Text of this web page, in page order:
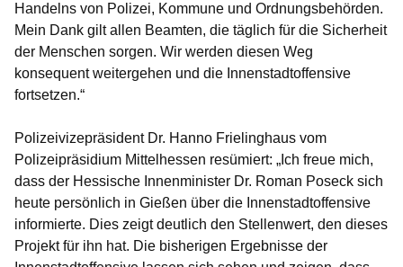
Handelns von Polizei, Kommune und Ordnungsbehörden.
Mein Dank gilt allen Beamten, die täglich für die Sicherheit
der Menschen sorgen. Wir werden diesen Weg
konsequent weitergehen und die Innenstadtoffensive
fortsetzen.“
Polizeivizepräsident Dr. Hanno Frielinghaus vom
Polizeipräsidium Mittelhessen resümiert: „Ich freue mich,
dass der Hessische Innenminister Dr. Roman Poseck sich
heute persönlich in Gießen über die Innenstadtoffensive
informierte. Dies zeigt deutlich den Stellenwert, den dieses
Projekt für ihn hat. Die bisherigen Ergebnisse der